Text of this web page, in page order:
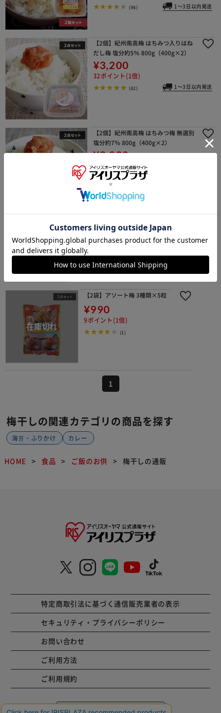
(98) 1～3日以内発送
【2個】紀州南高梅 はちみつ入りはね
だし梅 塩分約5％ 800g（400g×2）
¥3,200
32ポイント(1倍)
(62) 1～3日以内発送
【2個】紀州南高梅 はちみつ梅 無選別
塩分約7％ 800g（400g×2）
¥3,000
30ポイント(1倍)
10%OFFクーポン
種抜き梅干し はちみつ
¥1,820
18ポイント(1倍)
【2袋】アソート梅 3種類×5粒
¥990
9ポイント(1倍)
(1)
1
梅干しの関連カテゴリの商品を探す
海苔・ふりかけ カレー
HOME 食品 ご飯のお供 梅干しの通販
特定商取引法に基づく通信販売業者の表示
セキュリティ・プライバシーポリシー
お問い合わせ
ご利用方法
ご利用規約